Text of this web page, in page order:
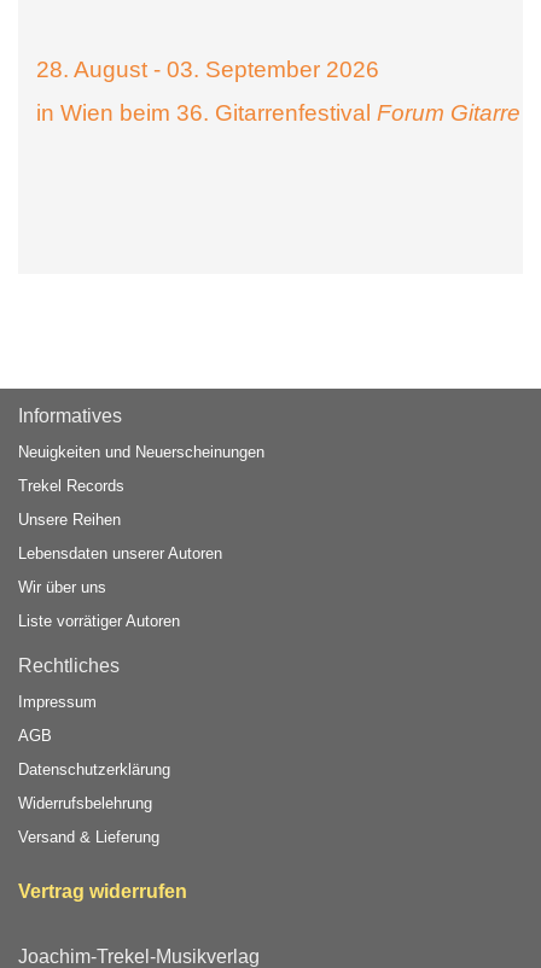
28. August - 03. September 2026
in Wien beim 36. Gitarrenfestival Forum Gitarre
Informatives
Neuigkeiten und Neuerscheinungen
Trekel Records
Unsere Reihen
Lebensdaten unserer Autoren
Wir über uns
Liste vorrätiger Autoren
Rechtliches
Impressum
AGB
Datenschutzerklärung
Widerrufsbelehrung
Versand & Lieferung
Vertrag widerrufen
Joachim-Trekel-Musikverlag